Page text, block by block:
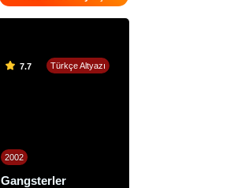
7.7 Türkçe Altyazı
2002
Gangsterler